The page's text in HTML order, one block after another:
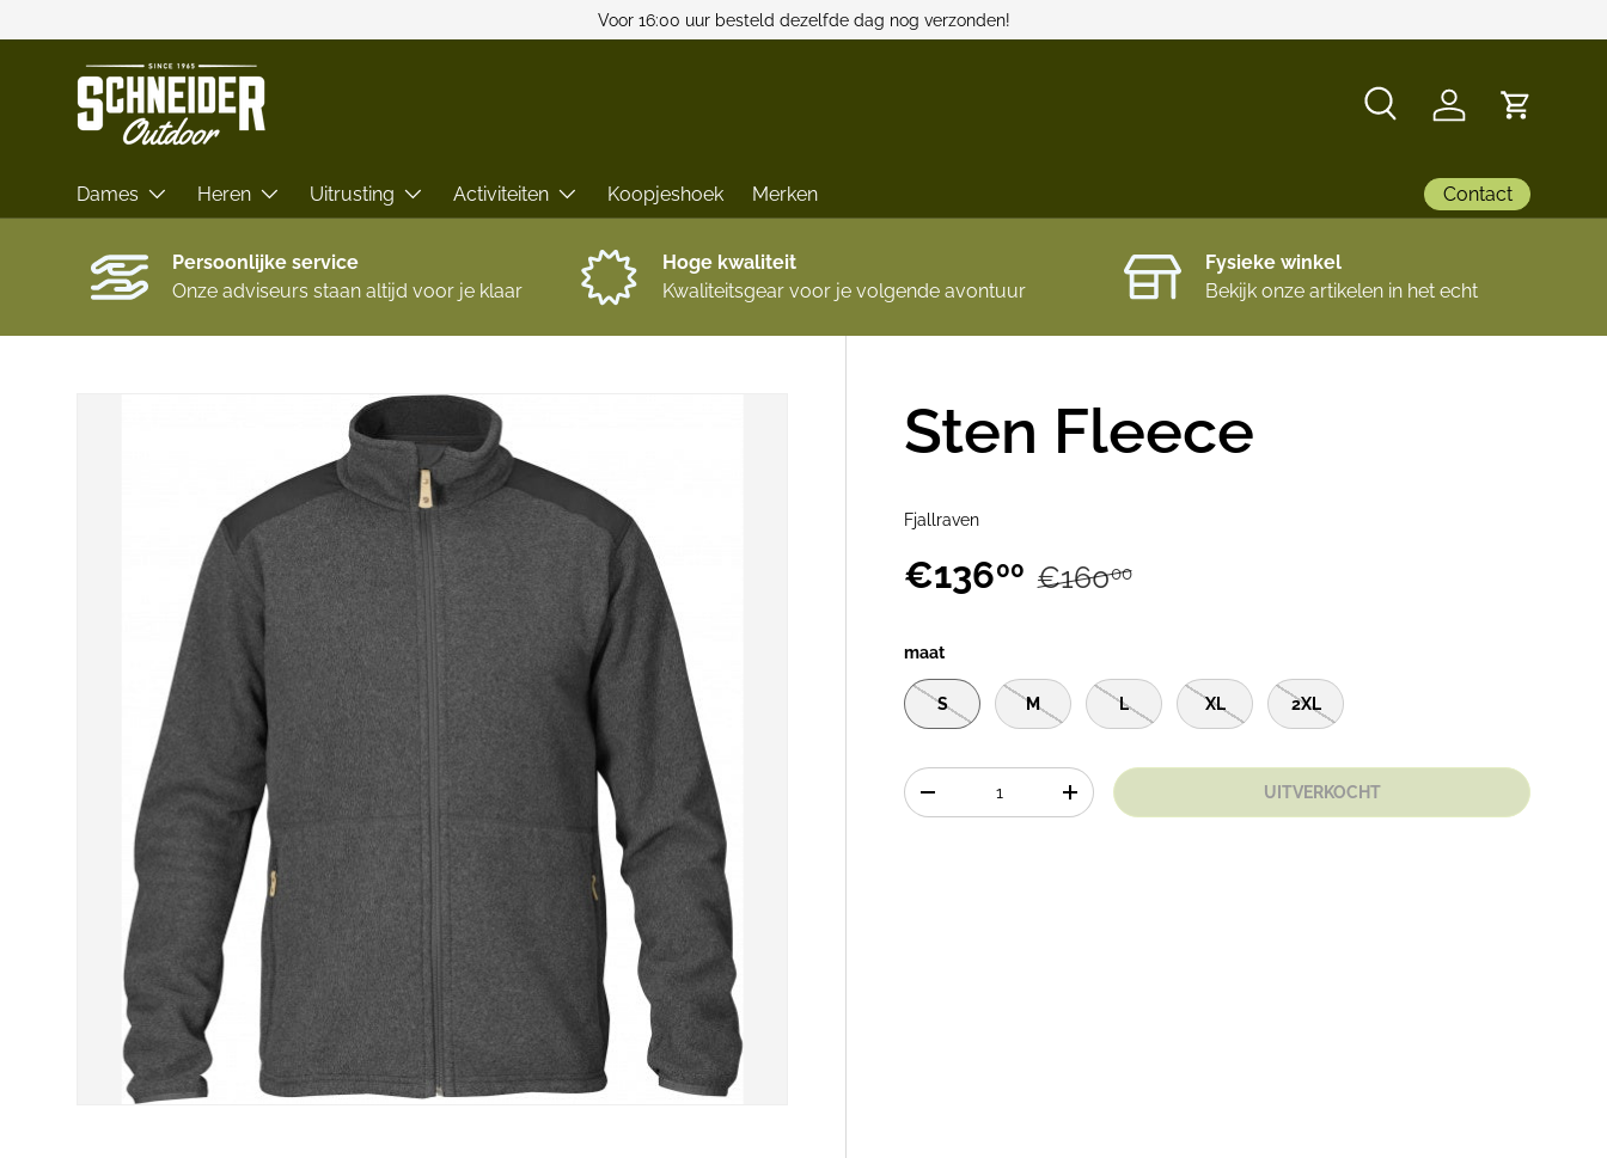
GA NAAR INHOUD
Voor 16:00 uur besteld dezelfde dag nog verzonden!
ZoekenInloggen
Dames Heren Uitrusting Activiteiten Koopjeshoek Merken Contact
Persoonlijke service
Onze adviseurs staan altijd voor je klaar
Hoge kwaliteit
Kwaliteitsgear voor je volgende avontuur
Fysieke winkel
Bekijk onze artikelen in het echt
Sten Fleece
Fjallraven
€13600 €16000
maat
S M L XL 2XL
Aantal
+ UITVERKOCHT